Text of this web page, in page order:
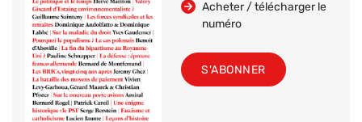
Acheter / télécharger le
numéro
S'ABONNER